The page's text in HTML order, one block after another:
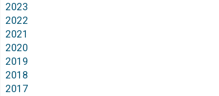
2023
2022
2021
2020
2019
2018
2017